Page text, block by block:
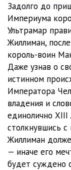
10.Дэвид
11.Дэвид
12.Дэвид
13.Дэвид
14.Дэвид
15.Дэвид
16.Дэвид
17.Дэвид
Задолго до
Империума
Ультрамар
Жиллиман,
король-воин
Даже узнав о
истинном
Императора
владения и
единолично XIII
столкнувшись
Жиллиман
— иначе его
будет суждено